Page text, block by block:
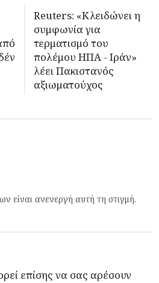
Reuters: «Κλειδώνει η
συμφωνία για
τερματισμό του
πολέμου ΗΠΑ - Ιράν»
λέει Πακιστανός
αξιωματούχος
είναι ανενεργή αυτή τη στιγμή.
επίσης να σας αρέσουν